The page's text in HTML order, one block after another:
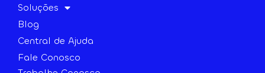
Soluções
Blog
Central de Ajuda
Fale Conosco